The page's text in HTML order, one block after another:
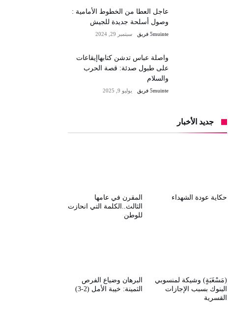
عاجل العطا من الخطوط الأمامية :
وصول أسلحة جديدة للجيش
5muinte فريق سبتمبر 29, 2024
واصلة عباس تدشن كتابهاإيقاعات
على طبول صدئة: قصة الحرب
والسلام
5muinte فريق يوليو 9, 2025
جديد الأخبار
المقرن في عامها
الثالث..الكلمة التي انحازت
للوطن
حكاية عودة الشهداء
البرهان وضياع الفرص
الثمينة: خيبة الأمل (2-3)
(مَسْغَبَةٍ) وشيكة لمنسوبي
البنوك بسبب الإجازات
القسرية